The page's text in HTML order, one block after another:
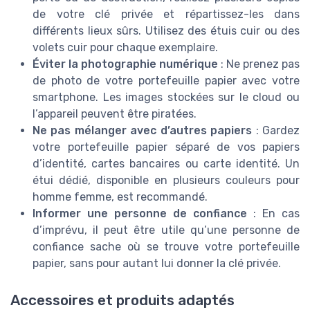
de votre clé privée et répartissez-les dans
différents lieux sûrs. Utilisez des étuis cuir ou des
volets cuir pour chaque exemplaire.
Éviter la photographie numérique : Ne prenez pas
de photo de votre portefeuille papier avec votre
smartphone. Les images stockées sur le cloud ou
l’appareil peuvent être piratées.
Ne pas mélanger avec d’autres papiers : Gardez
votre portefeuille papier séparé de vos papiers
d’identité, cartes bancaires ou carte identité. Un
étui dédié, disponible en plusieurs couleurs pour
homme femme, est recommandé.
Informer une personne de confiance : En cas
d’imprévu, il peut être utile qu’une personne de
confiance sache où se trouve votre portefeuille
papier, sans pour autant lui donner la clé privée.
Accessoires et produits adaptés